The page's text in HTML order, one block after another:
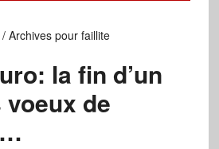
/Archives pour faillite
la fin d’un
de